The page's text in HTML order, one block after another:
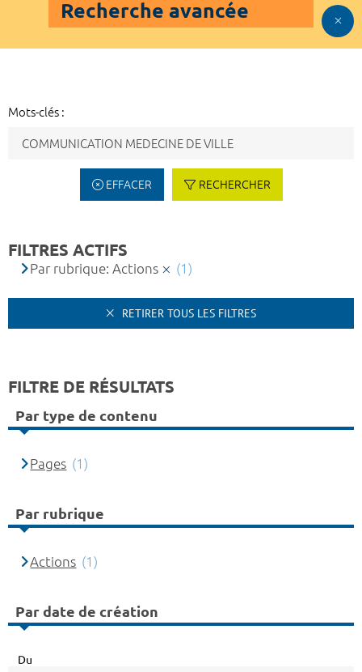
Recherche avancée
Mots-clés :
EFFACER RECHERCHER
FILTRES ACTIFS
Par rubrique: Actions (1)
RETIRER TOUS LES FILTRES
FILTRE DE RÉSULTATS
Par type de contenu
Pages (1)
Par rubrique
Actions (1)
Par date de création
Du